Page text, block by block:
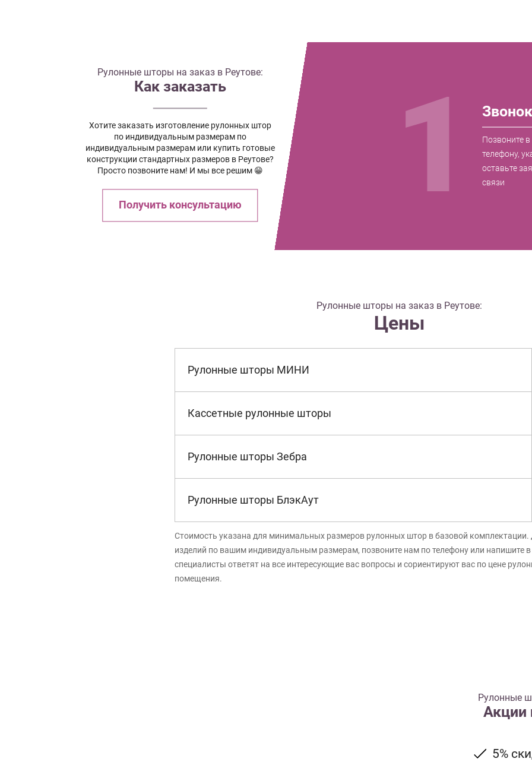
Рулонные шторы на заказ в Реутове:
Как заказать
Хотите заказать изготовление рулонных штор
по индивидуальным размерам по
индивидуальным размерам или купить готовые
конструкции стандартных размеров в Реутове?
Просто позвоните нам! И мы все решим 😁
Получить консультацию 1 Звонок
Позвоните
телефону,
оставьте
связи
Рулонные шторы на заказ в Реутове:
Цены
Рулонные шторы МИНИ
Кассетные рулонные шторы
Рулонные шторы Зебра
Рулонные шторы БлэкАут
Стоимость указана для минимальных размеров рулонных штор в базовой комплектации.
изделий по вашим индивидуальным размерам, позвоните нам по телефону или напишите
специалисты ответят на все интересующие вас вопросы и сориентируют вас по цене
помещения.
Рулонные
Акции
5%